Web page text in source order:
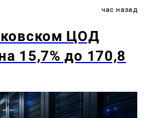
час назад
ЦОД
15,7% до 170,8